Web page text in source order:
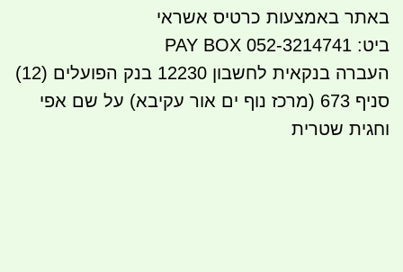
באתר באמצעות כרטיס אשראי
ביט: 052-3214741 PAY BOX
העברה בנקאית לחשבון 12230 בנק הפועלים (12)
סניף 673 (מרכז נוף ים אור עקיבא) על שם אפי
וחגית שטרית